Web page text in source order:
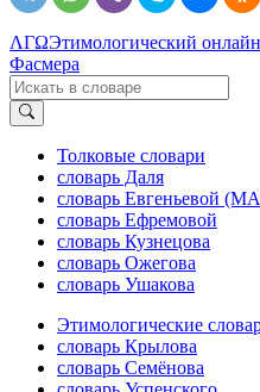
ΛΓΩЭтимологический
Фасмера
Толковые словари
словарь Даля
словарь Евгеньевой
словарь Ефремовой
словарь Кузнецова
словарь Ожегова
словарь Ушакова
Этимологические
словарь Крылова
словарь Семёнова